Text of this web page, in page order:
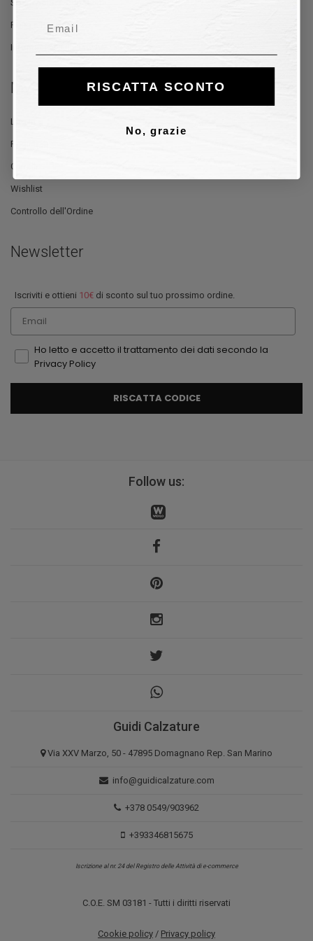
Spedizione e Consegna
Reso e Rimborso
Informativa sulla Privacy
My Account
Log In
Registrati
Carrello
Wishlist
Controllo dell'Ordine
Newsletter
Iscriviti e ottieni 10€ di sconto sul tuo prossimo ordine.
Email
Ho letto e accetto il trattamento dei dati secondo la
Privacy Policy
RISCATTA CODICE
Follow us:
Guidi Calzature
Via XXV Marzo, 50 - 47895 Domagnano Rep. San Marino
info@guidicalzature.com
+378 0549/903962
+393346815675
Iscrizione al nr. 24 del Registro delle Attività di e-commerce
C.O.E. SM 03181 - Tutti i diritti riservati
Cookie policy / Privacy policy
RISCATTA SCONTO
No, grazie